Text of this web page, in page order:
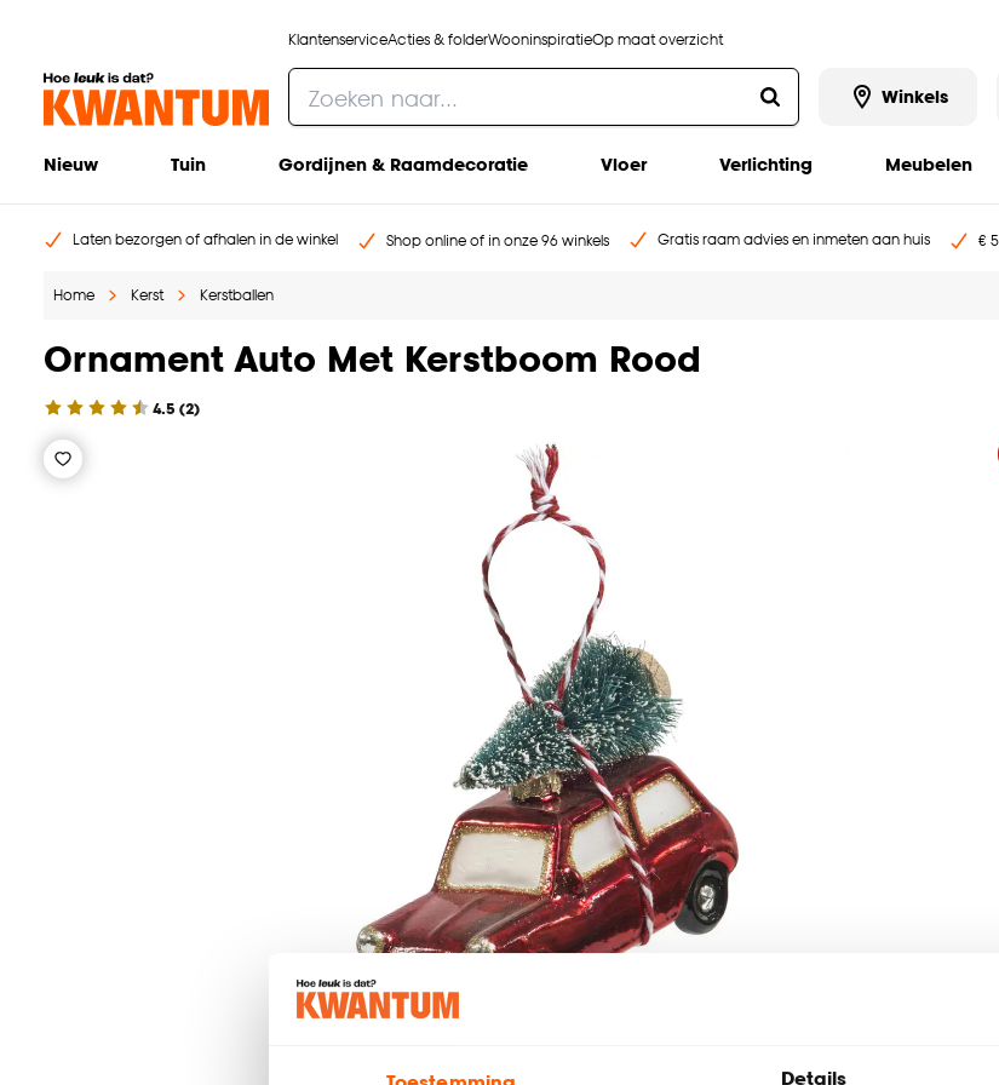
Details
KlantenserviceActies & folderWooninspiratieOp maat overzicht
Winkels
Nieuw Tuin Gordijnen & Raamdecoratie Vloer Verlichting Meubelen
Laten bezorgen of afhalen in de winkel Shop online of in onze 96 winkels Gratis raam advies en inmeten aan huis €
Home Kerst Kerstballen
Ornament Auto Met Kerstboom Rood
4.5 (2)